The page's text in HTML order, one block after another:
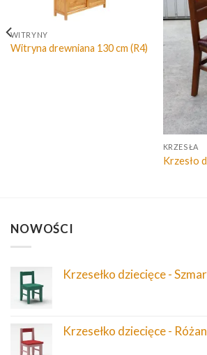
WITRYNY
Witryna drewniana 130 cm (R4)
KRZESŁA
Krzesło
NOWOŚCI
Krzesełko dziecięce -
Krzesełko dziecięce -